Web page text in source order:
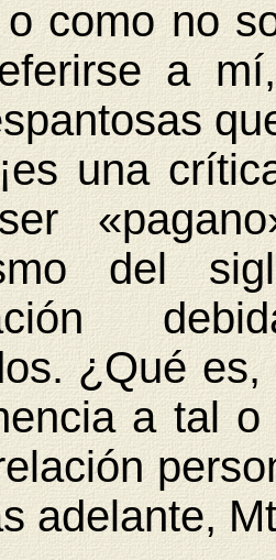
o como no
a
una
del
¿Qué
a tal
adelante,